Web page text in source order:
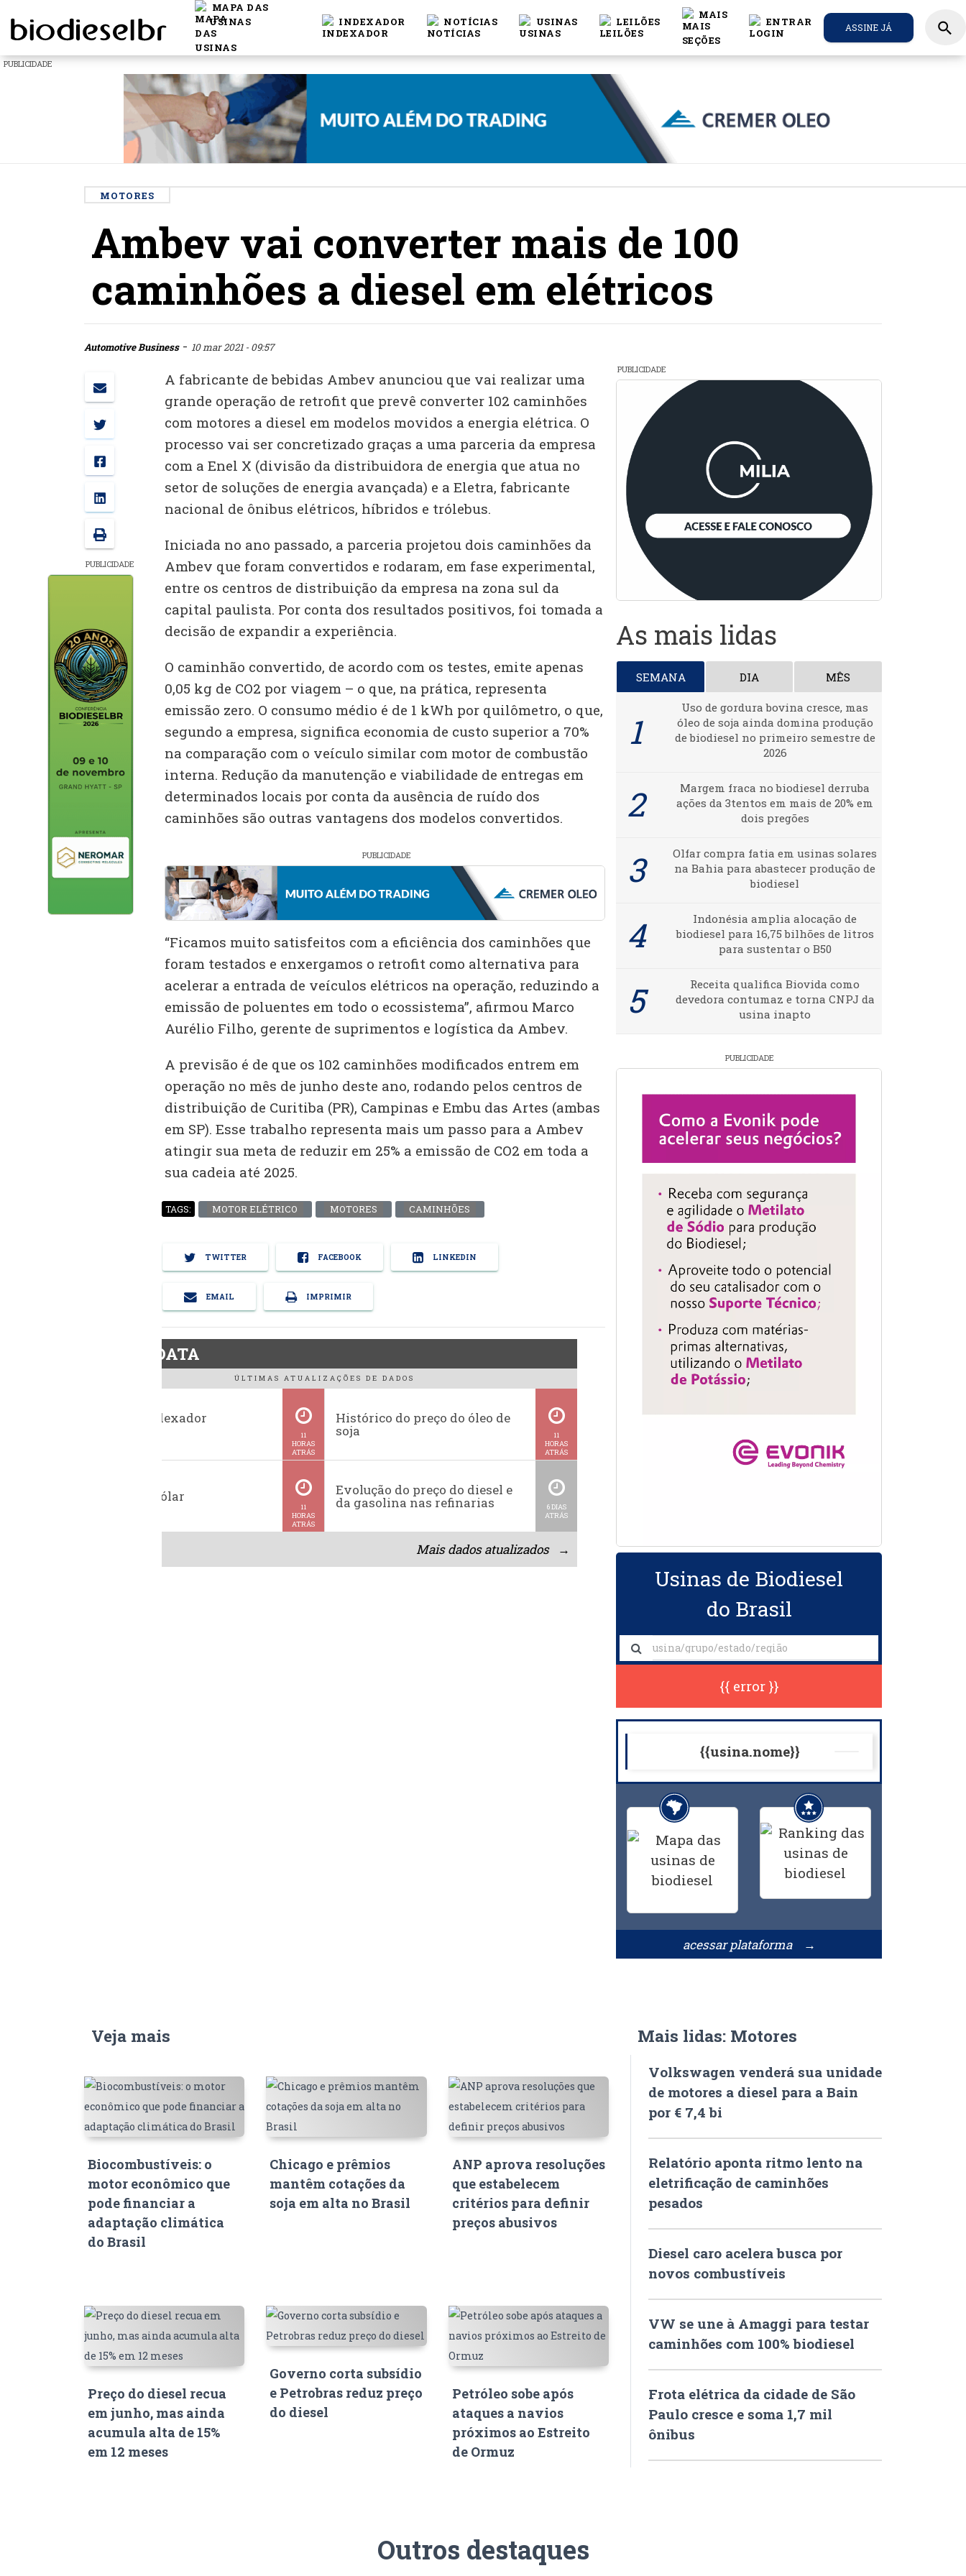
MAPA DAS
USINAS
INDEXADOR NOTÍCIAS USINAS LEILÕES
MAIS
ENTRAR ASSINE JÁ search
PUBLICIDADE
MOTORES
Ambev vai converter mais de 100
caminhões a diesel em elétricos
Automotive Business- 10 mar 2021 - 09:57
PUBLICIDADE
A fabricante de bebidas Ambev anunciou que vai realizar uma
grande operação de retrofit que prevê converter 102 caminhões
com motores a diesel em modelos movidos a energia elétrica. O
processo vai ser concretizado graças a uma parceria da empresa
com a Enel X (divisão da distribuidora de energia que atua no
setor de soluções de energia avançada) e a Eletra, fabricante
nacional de ônibus elétricos, híbridos e trólebus.
Iniciada no ano passado, a parceria projetou dois caminhões da
Ambev que foram convertidos e rodaram, em fase experimental,
entre os centros de distribuição da empresa na zona sul da
capital paulista. Por conta dos resultados positivos, foi tomada a
decisão de expandir a experiência.
O caminhão convertido, de acordo com os testes, emite apenas
0,05 kg de CO2 por viagem – o que, na prática, representa
emissão zero. O consumo médio é de 1 kWh por quilômetro, o que,
segundo a empresa, significa economia de custo superior a 70%
na comparação com o veículo similar com motor de combustão
interna. Redução da manutenção e viabilidade de entregas em
determinados locais por conta da ausência de ruído dos
caminhões são outras vantagens dos modelos convertidos.
PUBLICIDADE
“Ficamos muito satisfeitos com a eficiência dos caminhões que
foram testados e enxergamos o retrofit como alternativa para
acelerar a entrada de veículos elétricos na operação, reduzindo a
emissão de poluentes em todo o ecossistema”, afirmou Marco
Aurélio Filho, gerente de suprimentos e logística da Ambev.
A previsão é de que os 102 caminhões modificados entrem em
operação no mês de junho deste ano, rodando pelos centros de
distribuição de Curitiba (PR), Campinas e Embu das Artes (ambas
em SP). Esse trabalho representa mais um passo para a Ambev
atingir sua meta de reduzir em 25% a emissão de CO2 em toda a
sua cadeia até 2025.
TAGS: MOTOR ELÉTRICO MOTORES CAMINHÕES
TWITTER FACEBOOK LINKEDIN
EMAIL IMPRIMIR
BiodieselDATA
ÚLTIMAS ATUALIZAÇÕES DE DADOS
Histórico indexador
11
HORAS
ATRÁS
Histórico do preço do óleo de
soja
11
HORAS
ATRÁS
Cotação do dólar
11
HORAS
ATRÁS
Evolução do preço do diesel e
da gasolina nas refinarias
6 DIAS
ATRÁS
Mais dados atualizados →
PUBLICIDADE
As mais lidas
SEMANA DIA MÊS
Uso de gordura bovina cresce, mas
óleo de soja ainda domina produção
de biodiesel no primeiro semestre de
2026
Margem fraca no biodiesel derruba
ações da 3tentos em mais de 20% em
dois pregões
Olfar compra fatia em usinas solares
na Bahia para abastecer produção de
biodiesel
Indonésia amplia alocação de
biodiesel para 16,75 bilhões de litros
para sustentar o B50
Receita qualifica Biovida como
devedora contumaz e torna CNPJ da
usina inapto
PUBLICIDADE
Usinas de Biodiesel
do Brasil
{{ error }}
{{usina.nome}}
acessar plataforma →
Veja mais
Biocombustíveis: o
motor econômico que
pode financiar a
adaptação climática
do Brasil
Chicago e prêmios
mantêm cotações da
soja em alta no Brasil
ANP aprova resoluções
que estabelecem
critérios para definir
preços abusivos
Preço do diesel recua
em junho, mas ainda
acumula alta de 15%
em 12 meses
Governo corta subsídio
e Petrobras reduz preço
do diesel
Petróleo sobe após
ataques a navios
próximos ao Estreito
de Ormuz
Mais lidas: Motores
Volkswagen venderá sua unidade
de motores a diesel para a Bain
por € 7,4 bi
Relatório aponta ritmo lento na
eletrificação de caminhões
pesados
Diesel caro acelera busca por
novos combustíveis
VW se une à Amaggi para testar
caminhões com 100% biodiesel
Frota elétrica da cidade de São
Paulo cresce e soma 1,7 mil
ônibus
Outros destaques